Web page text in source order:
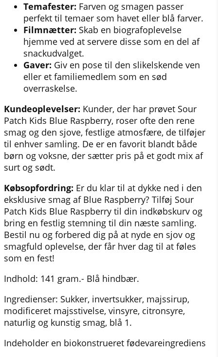
Temafester: Farven og smagen passer
perfekt til temaer som havet eller blå farver.
Filmnætter: Skab en biografoplevelse
hjemme ved at servere disse som en del af
snackudvalget.
Gaver: Giv en pose til den slikelskende ven
eller et familiemedlem som en sød
overraskelse.
Kundeoplevelser: Kunder, der har prøvet Sour
Patch Kids Blue Raspberry, roser ofte den rene
smag og den sjove, festlige atmosfære, de tilføjer
til enhver samling. De er en favorit blandt både
børn og voksne, der sætter pris på et godt mix af
surt og sødt.
Købsopfordring: Er du klar til at dykke ned i den
eksklusive smag af Blue Raspberry? Tilføj Sour
Patch Kids Blue Raspberry til din indkøbskurv og
bring en festlig stemning til din næste samling.
Bestil nu og forbered dig på at nyde en sjov og
smagfuld oplevelse, der får hver dag til at føles
som en fest!
Indhold: 141 gram.- Blå hindbær.
Ingredienser: Sukker, invertsukker, majssirup,
modificeret majsstivelse, vinsyre, citronsyre,
naturlig og kunstig smag, blå 1.
Indeholder en biokonstrueret fødevareingrediens